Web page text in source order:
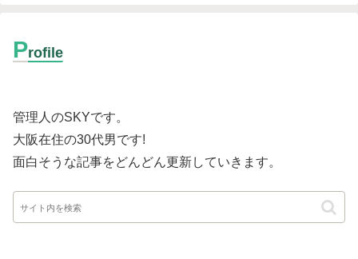
Profile
管理人のSKYです。
大阪在住の30代男です!
面白そうな記事をどんどん更新していきます。